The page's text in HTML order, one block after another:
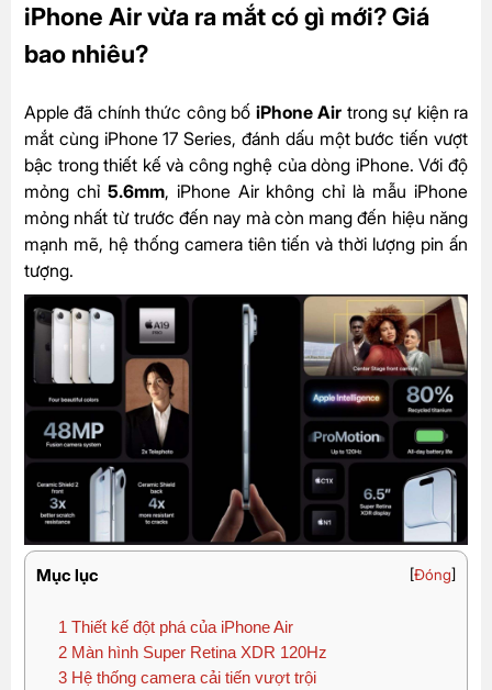
iPhone Air vừa ra mắt có gì mới? Giá
bao nhiêu?
Apple đã chính thức công bố iPhone Air trong sự kiện ra
mắt cùng iPhone 17 Series, đánh dấu một bước tiến vượt
bậc trong thiết kế và công nghệ của dòng iPhone. Với độ
mỏng chỉ 5.6mm, iPhone Air không chỉ là mẫu iPhone
mỏng nhất từ trước đến nay mà còn mang đến hiệu năng
mạnh mẽ, hệ thống camera tiên tiến và thời lượng pin ấn
tượng.
Mục lục [Đóng]
1 Thiết kế đột phá của iPhone Air
2 Màn hình Super Retina XDR 120Hz
3 Hệ thống camera cải tiến vượt trội